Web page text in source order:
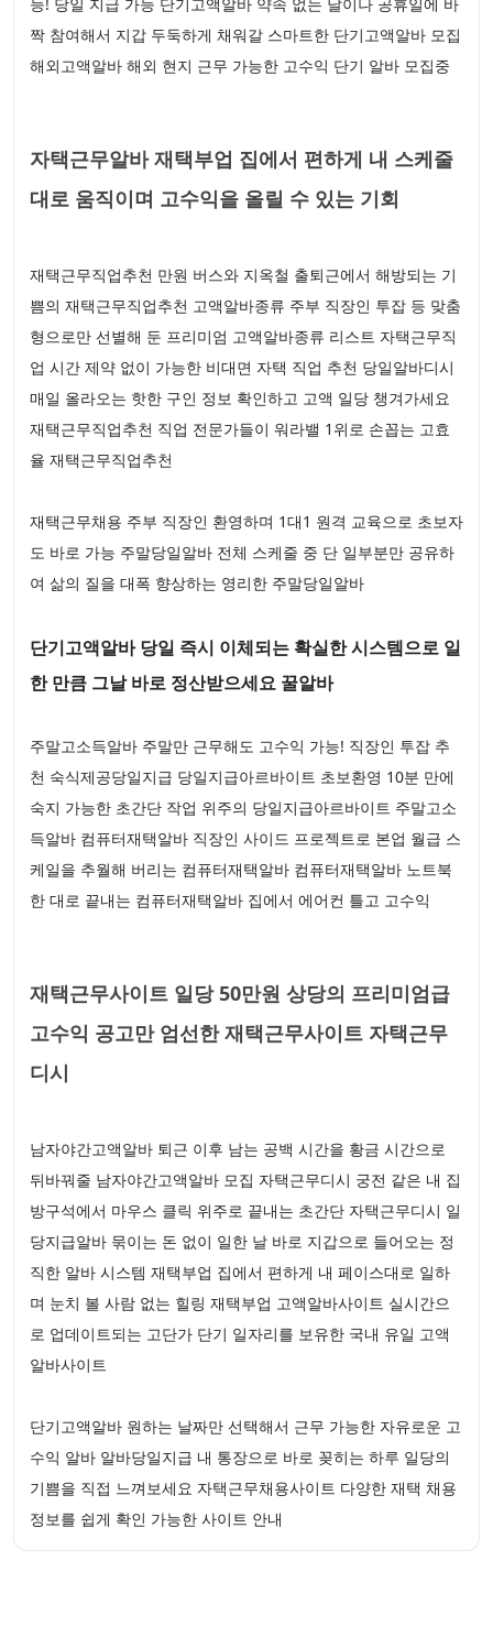
능! 당일 지급 가능 단기고액알바 약속 없는 날이나 공휴일에 바
짝 참여해서 지갑 두둑하게 채워갈 스마트한 단기고액알바 모집
해외고액알바 해외 현지 근무 가능한 고수익 단기 알바 모집중
자택근무알바 재택부업 집에서 편하게 내 스케줄
대로 움직이며 고수익을 올릴 수 있는 기회
재택근무직업추천 만원 버스와 지옥철 출퇴근에서 해방되는 기
쁨의 재택근무직업추천 고액알바종류 주부 직장인 투잡 등 맞춤
형으로만 선별해 둔 프리미엄 고액알바종류 리스트 자택근무직
업 시간 제약 없이 가능한 비대면 자택 직업 추천 당일알바디시
매일 올라오는 핫한 구인 정보 확인하고 고액 일당 챙겨가세요
재택근무직업추천 직업 전문가들이 워라밸 1위로 손꼽는 고효
율 재택근무직업추천
재택근무채용 주부 직장인 환영하며 1대1 원격 교육으로 초보자
도 바로 가능 주말당일알바 전체 스케줄 중 단 일부분만 공유하
여 삶의 질을 대폭 향상하는 영리한 주말당일알바
단기고액알바 당일 즉시 이체되는 확실한 시스템으로 일
한 만큼 그날 바로 정산받으세요 꿀알바
주말고소득알바 주말만 근무해도 고수익 가능! 직장인 투잡 추
천 숙식제공당일지급 당일지급아르바이트 초보환영 10분 만에
숙지 가능한 초간단 작업 위주의 당일지급아르바이트 주말고소
득알바 컴퓨터재택알바 직장인 사이드 프로젝트로 본업 월급 스
케일을 추월해 버리는 컴퓨터재택알바 컴퓨터재택알바 노트북
한 대로 끝내는 컴퓨터재택알바 집에서 에어컨 틀고 고수익
재택근무사이트 일당 50만원 상당의 프리미엄급
고수익 공고만 엄선한 재택근무사이트 자택근무
디시
남자야간고액알바 퇴근 이후 남는 공백 시간을 황금 시간으로
뒤바꿔줄 남자야간고액알바 모집 자택근무디시 궁전 같은 내 집
방구석에서 마우스 클릭 위주로 끝내는 초간단 자택근무디시 일
당지급알바 묶이는 돈 없이 일한 날 바로 지갑으로 들어오는 정
직한 알바 시스템 재택부업 집에서 편하게 내 페이스대로 일하
며 눈치 볼 사람 없는 힐링 재택부업 고액알바사이트 실시간으
로 업데이트되는 고단가 단기 일자리를 보유한 국내 유일 고액
알바사이트
단기고액알바 원하는 날짜만 선택해서 근무 가능한 자유로운 고
수익 알바 알바당일지급 내 통장으로 바로 꽂히는 하루 일당의
기쁨을 직접 느껴보세요 자택근무채용사이트 다양한 재택 채용
정보를 쉽게 확인 가능한 사이트 안내